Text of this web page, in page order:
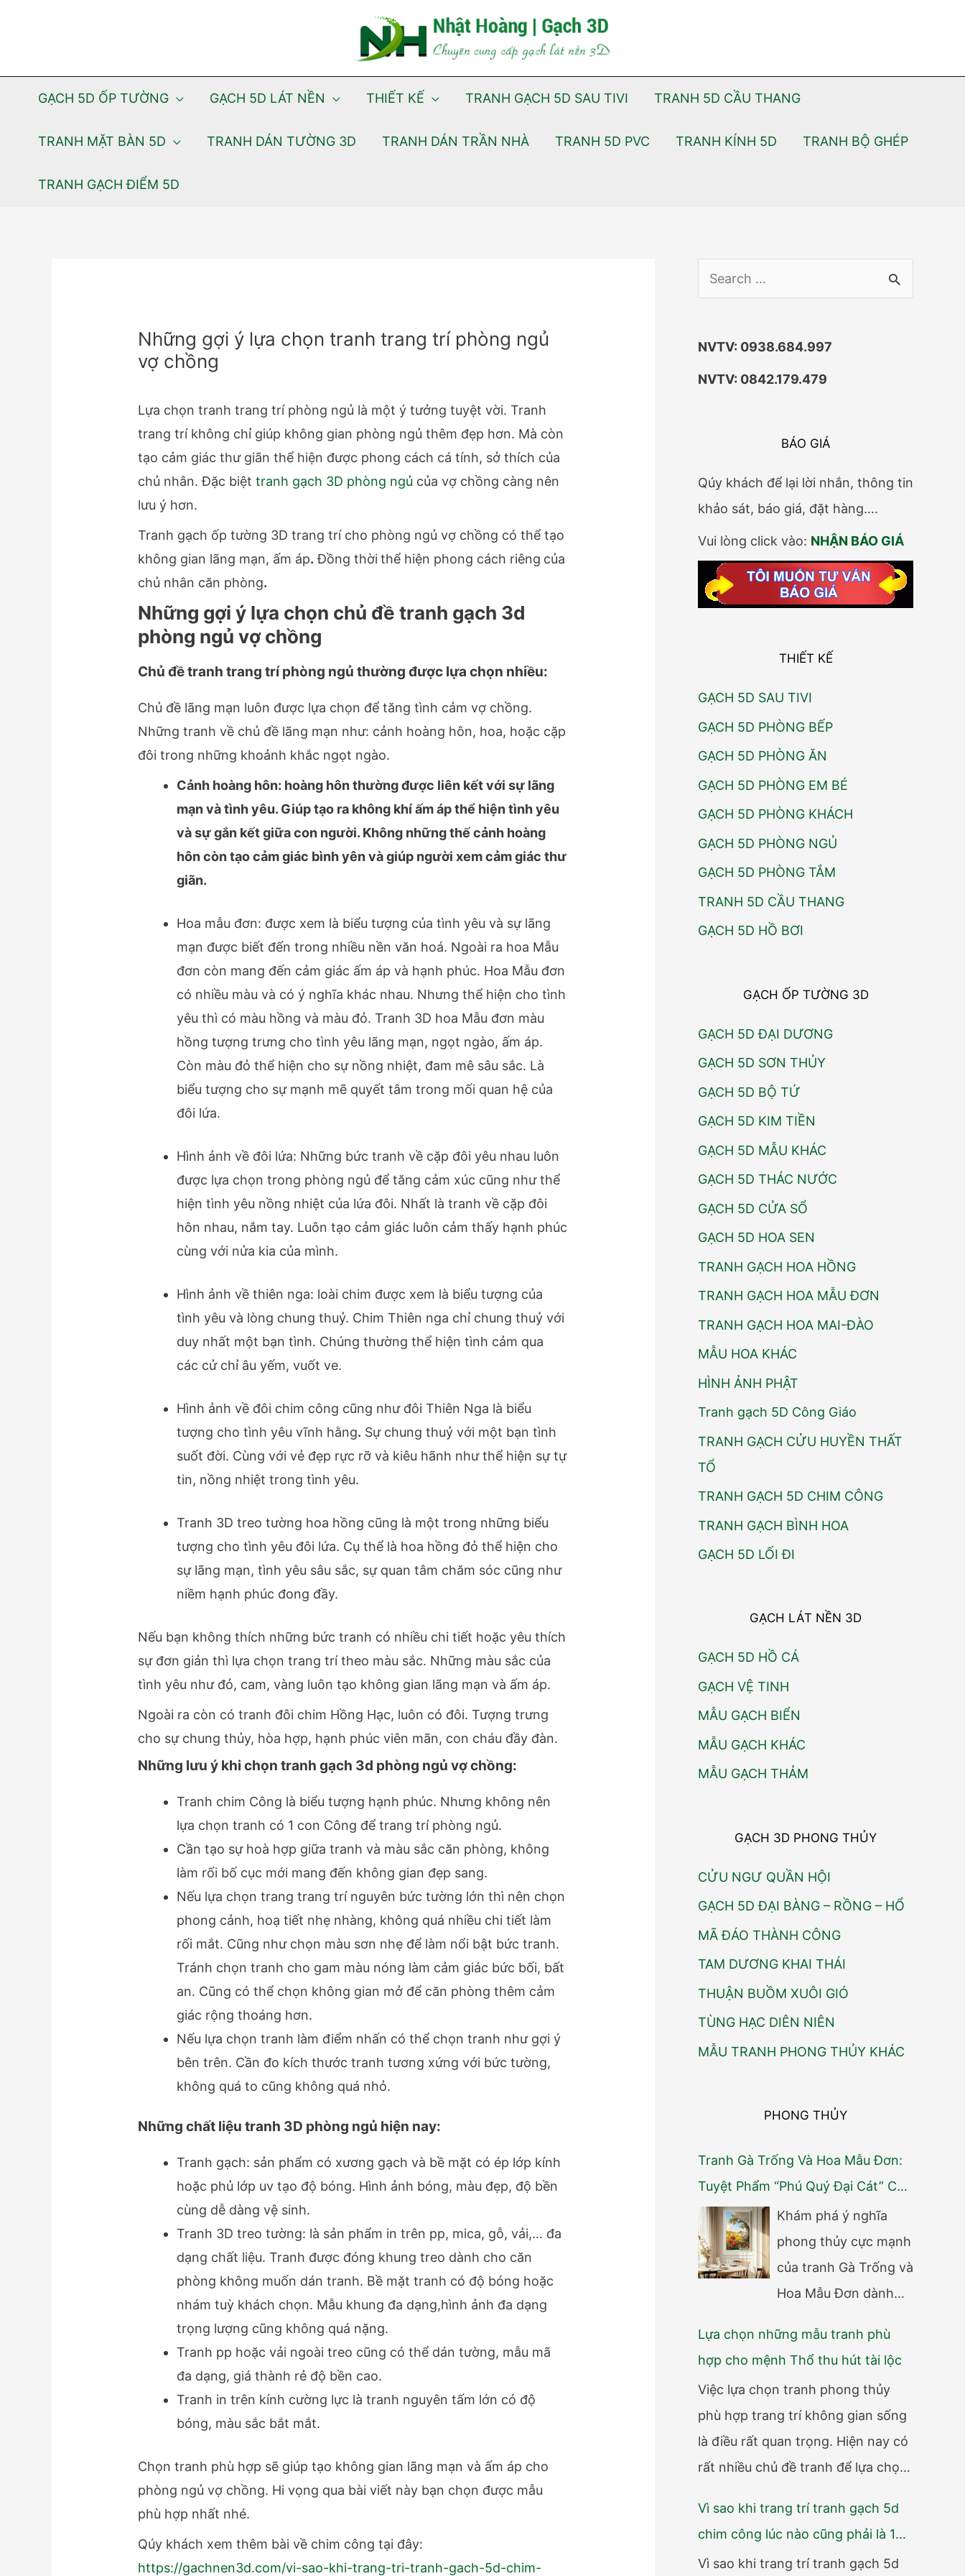
GẠCH 5D ỐP TƯỜNG GẠCH 5D LÁT NỀN THIẾT KẾ TRANH GẠCH 5D SAU TIVI TRANH 5D CẦU THANG
TRANH MẶT BÀN 5D TRANH DÁN TƯỜNG 3D TRANH DÁN TRẦN NHÀ TRANH 5D PVC TRANH KÍNH 5D TRANH BỘ GHÉP
TRANH GẠCH ĐIỂM 5D
Những gợi ý lựa chọn tranh trang trí phòng ngủ
vợ chồng
Lựa chọn tranh trang trí phòng ngủ là một ý tưởng tuyệt vời. Tranh
trang trí không chỉ giúp không gian phòng ngủ thêm đẹp hơn. Mà còn
tạo cảm giác thư giãn thể hiện được phong cách cá tính, sở thích của
chủ nhân. Đặc biệttranh gạch 3D phòng ngủ của vợ chồng càng nên
lưu ý hơn.
Tranh gạch ốp tường 3D trang trí cho phòng ngủ vợ chồng có thể tạo
không gian lãng mạn, ấm áp. Đồng thời thể hiện phong cách riêng của
chủ nhân căn phòng.
Những gợi ý lựa chọn chủ đề tranh gạch 3d
phòng ngủ vợ chồng
Chủ đề tranh trang trí phòng ngủ thường được lựa chọn nhiều:
Chủ đề lãng mạn luôn được lựa chọn để tăng tình cảm vợ chồng.
Những tranh về chủ đề lãng mạn như: cảnh hoàng hôn, hoa, hoặc cặp
đôi trong những khoảnh khắc ngọt ngào.
Cảnh hoàng hôn: hoàng hôn thường được liên kết với sự lãng
mạn và tình yêu. Giúp tạo ra không khí ấm áp thể hiện tình yêu
và sự gắn kết giữa con người. Không những thế cảnh hoàng
hôn còn tạo cảm giác bình yên và giúp người xem cảm giác thư
giãn.
Hoa mẫu đơn: được xem là biểu tượng của tình yêu và sự lãng
mạn được biết đến trong nhiều nền văn hoá. Ngoài ra hoa Mẫu
đơn còn mang đến cảm giác ấm áp và hạnh phúc. Hoa Mẫu đơn
có nhiều màu và có ý nghĩa khác nhau. Nhưng thể hiện cho tình
yêu thì có màu hồng và màu đỏ. Tranh 3D hoa Mẫu đơn màu
hồng tượng trưng cho tình yêu lãng mạn, ngọt ngào, ấm áp.
Còn màu đỏ thể hiện cho sự nồng nhiệt, đam mê sâu sắc. Là
biểu tượng cho sự mạnh mẽ quyết tâm trong mối quan hệ của
đôi lứa.
Hình ảnh về đôi lứa: Những bức tranh về cặp đôi yêu nhau luôn
được lựa chọn trong phòng ngủ để tăng cảm xúc cũng như thể
hiện tình yêu nồng nhiệt của lứa đôi. Nhất là tranh về cặp đôi
hôn nhau, nắm tay. Luôn tạo cảm giác luôn cảm thấy hạnh phúc
cùng với nửa kia của mình.
Hình ảnh về thiên nga: loài chim được xem là biểu tượng của
tình yêu và lòng chung thuỷ. Chim Thiên nga chỉ chung thuỷ với
duy nhất một bạn tình. Chúng thường thể hiện tình cảm qua
các cử chỉ âu yếm, vuốt ve.
Hình ảnh về đôi chim công cũng như đôi Thiên Nga là biểu
tượng cho tình yêu vĩnh hằng. Sự chung thuỷ với một bạn tình
suốt đời. Cùng với vẻ đẹp rực rỡ và kiêu hãnh như thể hiện sự tự
tin, nồng nhiệt trong tình yêu.
Tranh 3D treo tường hoa hồng cũng là một trong những biểu
tượng cho tình yêu đôi lứa. Cụ thể là hoa hồng đỏ thể hiện cho
sự lãng mạn, tình yêu sâu sắc, sự quan tâm chăm sóc cũng như
niềm hạnh phúc đong đầy.
Nếu bạn không thích những bức tranh có nhiều chi tiết hoặc yêu thích
sự đơn giản thì lựa chọn trang trí theo màu sắc. Những màu sắc của
tình yêu như đỏ, cam, vàng luôn tạo không gian lãng mạn và ấm áp.
Ngoài ra còn có tranh đôi chim Hồng Hạc, luôn có đôi. Tượng trưng
cho sự chung thủy, hòa hợp, hạnh phúc viên mãn, con cháu đầy đàn.
Những lưu ý khi chọn tranh gạch 3d phòng ngủ vợ chồng:
Tranh chim Công là biểu tượng hạnh phúc. Nhưng không nên
lựa chọn tranh có 1 con Công để trang trí phòng ngủ.
Cần tạo sự hoà hợp giữa tranh và màu sắc căn phòng, không
làm rối bố cục mới mang đến không gian đẹp sang.
Nếu lựa chọn trang trang trí nguyên bức tường lớn thì nên chọn
phong cảnh, hoạ tiết nhẹ nhàng, không quá nhiều chi tiết làm
rối mắt. Cũng như chọn màu sơn nhẹ để làm nổi bật bức tranh.
Tránh chọn tranh cho gam màu nóng làm cảm giác bức bối, bất
an. Cũng có thể chọn không gian mở để căn phòng thêm cảm
giác rộng thoáng hơn.
Nếu lựa chọn tranh làm điểm nhấn có thể chọn tranh như gợi ý
bên trên. Cần đo kích thước tranh tương xứng với bức tường,
không quá to cũng không quá nhỏ.
Những chất liệutranh 3D phòng ngủ hiện nay:
Tranh gạch: sản phẩm có xương gạch và bề mặt có ép lớp kính
hoặc phủ lớp uv tạo độ bóng. Hình ảnh bóng, màu đẹp, độ bền
cùng dễ dàng vệ sinh.
Tranh 3D treo tường: là sản phẩm in trên pp, mica, gỗ, vải,… đa
dạng chất liệu. Tranh được đóng khung treo dành cho căn
phòng không muốn dán tranh. Bề mặt tranh có độ bóng hoặc
nhám tuỳ khách chọn. Mẫu khung đa dạng,hình ảnh đa dạng
trọng lượng cũng không quá nặng.
Tranh pp hoặc vải ngoài treo cũng có thể dán tường, mẫu mã
đa dạng, giá thành rẻ độ bền cao.
Tranh in trên kính cường lực là tranh nguyên tấm lớn có độ
bóng, màu sắc bắt mắt.
Chọn tranh phù hợp sẽ giúp tạo không gian lãng mạn và ấm áp cho
phòng ngủ vợ chồng. Hi vọng qua bài viết này bạn chọn được mẫu
phù hợp nhất nhé.
Qúy khách xem thêm bài về chim công tại đây:
https://gachnen3d.com/vi-sao-khi-trang-tri-tranh-gach-5d-chim-
e
r
c
r
:
NVTV: 0938.684.997
NVTV: 0842.179.479
BÁO GIÁ
Qúy khách để lại lời nhắn, thông tin
khảo sát, báo giá, đặt hàng….
Vui lòng click vào: NHẬN BÁO GIÁ
THIẾT KẾ
GẠCH 5D SAU TIVI
GẠCH 5D PHÒNG BẾP
GẠCH 5D PHÒNG ĂN
GẠCH 5D PHÒNG EM BÉ
GẠCH 5D PHÒNG KHÁCH
GẠCH 5D PHÒNG NGỦ
GẠCH 5D PHÒNG TẮM
TRANH 5D CẦU THANG
GẠCH 5D HỒ BƠI
GẠCH ỐP TƯỜNG 3D
GẠCH 5D ĐẠI DƯƠNG
GẠCH 5D SƠN THỦY
GẠCH 5D BỘ TỨ
GẠCH 5D KIM TIỀN
GẠCH 5D MẪU KHÁC
GẠCH 5D THÁC NƯỚC
GẠCH 5D CỬA SỔ
GẠCH 5D HOA SEN
TRANH GẠCH HOA HỒNG
TRANH GẠCH HOA MẪU ĐƠN
TRANH GẠCH HOA MAI-ĐÀO
MẪU HOA KHÁC
HÌNH ẢNH PHẬT
Tranh gạch 5D Công Giáo
TRANH GẠCH CỬU HUYỀN THẤT
TỔ
TRANH GẠCH 5D CHIM CÔNG
TRANH GẠCH BÌNH HOA
GẠCH 5D LỐI ĐI
GẠCH LÁT NỀN 3D
GẠCH 5D HỒ CÁ
GẠCH VỆ TINH
MẪU GẠCH BIỂN
MẪU GẠCH KHÁC
MẪU GẠCH THẢM
GẠCH 3D PHONG THỦY
CỬU NGƯ QUẦN HỘI
GẠCH 5D ĐẠI BÀNG – RỒNG – HỔ
MÃ ĐÁO THÀNH CÔNG
TAM DƯƠNG KHAI THÁI
THUẬN BUỒM XUÔI GIÓ
TÙNG HẠC DIÊN NIÊN
MẪU TRANH PHONG THỦY KHÁC
PHONG THỦY
Tranh Gà Trống Và Hoa Mẫu Đơn:
Tuyệt Phẩm “Phú Quý Đại Cát” Cho
Người Mệnh KimKhám phá ý nghĩa
phong thủy cực mạnh
của tranh Gà Trống và
Hoa Mẫu Đơn dành
ngay các mẫu tranh gạch 3D, tranh
kính 5D cao cấp giúp kích hoạt tài
lộc, xua đuổi tiểu nhân và nâng
tầm đẳng cấp không gian sống
2026
Lựa chọn những mẫu tranh phù
hợp cho mệnh Thổ thu hút tài lộc
Việc lựa chọn tranh phong thủy
phù hợp trang trí không gian sống
là điều rất quan trọng. Hiện nay có
rất nhiều chủ đề tranh để lựa chọn.
hợp với sở thích cũng như cung
mệnh mỗi người. Mỗi mệnh đều có
tương sinh, tương khắc. Chính vì
Vì sao khi trang trí tranh gạch 5d
chim công lúc nào cũng phải là 1
cặp mà không thể lẻ?
Vì sao khi trang trí tranh gạch 5d